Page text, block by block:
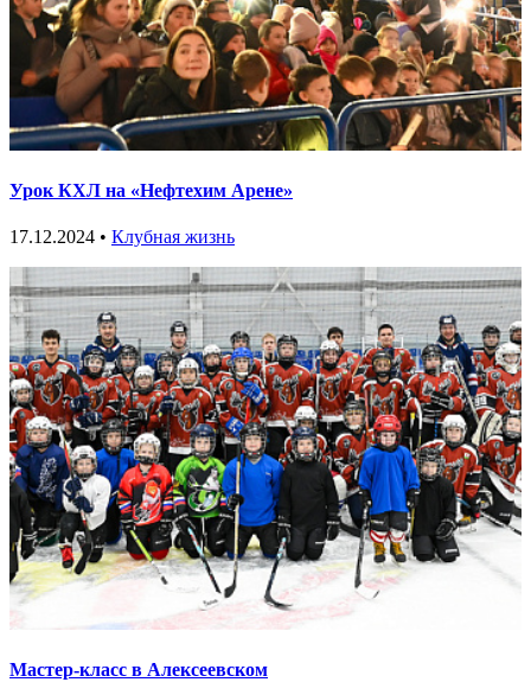
Урок КХЛ на «Нефтехим Арене»
17.12.2024 • Клубная жизнь
Мастер-класс в Алексеевском